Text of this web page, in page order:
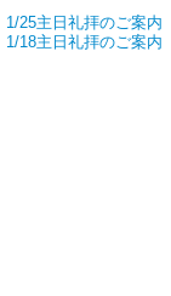
1/25主日礼拝のご案内
1/18主日礼拝のご案内